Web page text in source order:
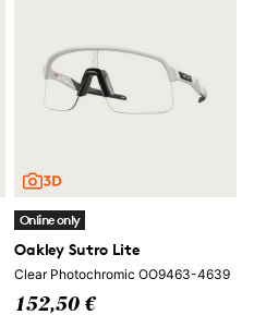
Online only
Oakley Sutro Lite
Clear Photochromic OO9463-4639
152,50 €